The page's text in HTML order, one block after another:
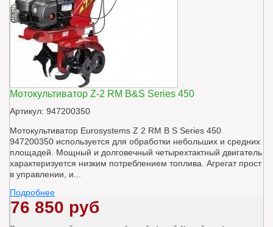
Мотокультиватор Z-2 RM B&S Series 450
Артикул: 947200350
Мотокультиватор Eurosystems Z 2 RM B S Series 450
947200350 используется для обработки небольших и средних
площадей. Мощный и долговечный четырехтактный двигатель
характеризуется низким потреблением топлива. Агрегат прост
в управлении, и...
Подробнее
76 850 руб